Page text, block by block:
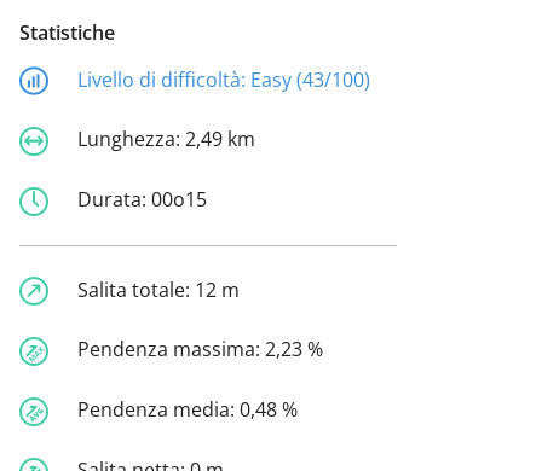
Statistiche
Livello di difficoltà: Easy (43/100)
Lunghezza: 2,49 km
Durata: 00o15
Salita totale: 12 m
Pendenza massima: 2,23 %
Pendenza media: 0,48 %